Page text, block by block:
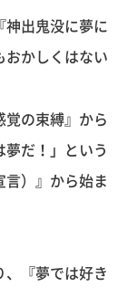
神出鬼没に夢に
かしくはない
の束縛』から
夢だ！」という
）』から始ま
『夢では好き